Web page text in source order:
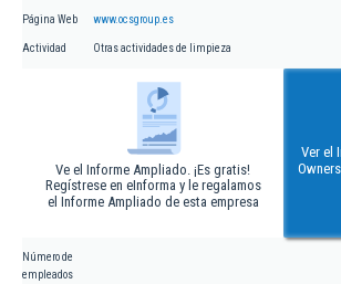
Página Web www.ocsgroup.es
Actividad Otras actividades de limpieza
Ve el Informe Ampliado. ¡Es gratis!
Regístrese en eInforma y le regalamos
el Informe Ampliado de esta empresa
Ver el
Número de
empleados